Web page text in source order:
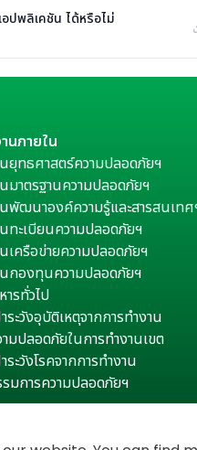
ปพลิเคชัน ได้หรือไม่
นภายใน
ยุทธศาสตร์ความปลอดภัยฯ
มาตรฐานความปลอดภัยฯ
พัฒนาองค์ความรู้และสารสนเทศ
ทะเบียนความปลอดภัยฯ
เครือข่ายความปลอดภัยฯ
กองทุนความปลอดภัยฯ
รทั่วไป
ระวังอุบัติเหตุจากการทำงาน
มปลอดภัยในการทำงานเขต
ะวังโรคจากการทำงาน
มการความปลอดภัยฯ